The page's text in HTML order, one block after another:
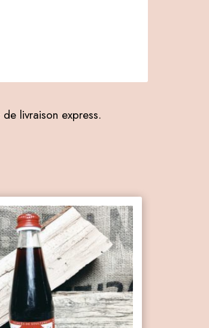
livraison express.